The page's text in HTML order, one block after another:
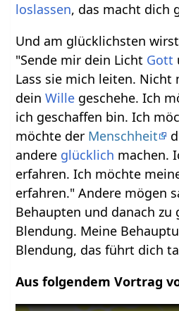
loslassen, das macht dich
Und am glücklichsten
"Sende mir dein Licht Gott
Lass sie mich leiten.
deinWille geschehe. Ich
ich geschaffen bin. Ich
möchte der Menschheit
andere glücklich machen.
erfahren. Ich möchte
erfahren." Andere mögen
Behaupten und danach zu
Blendung. Meine
Blendung, das führt dich
Aus folgendem Vortrag